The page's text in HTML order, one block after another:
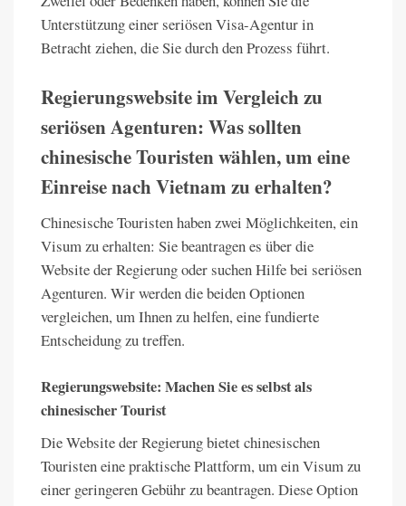
Unterstützung einer seriösen Visa-Agentur in
Betracht ziehen, die Sie durch den Prozess führt.
Regierungswebsite im Vergleich zu
seriösen Agenturen: Was sollten
chinesische Touristen wählen, um eine
Einreise nach Vietnam zu erhalten?
Chinesische Touristen haben zwei Möglichkeiten, ein
Visum zu erhalten: Sie beantragen es über die
Website der Regierung oder suchen Hilfe bei seriösen
Agenturen. Wir werden die beiden Optionen
vergleichen, um Ihnen zu helfen, eine fundierte
Entscheidung zu treffen.
Regierungswebsite: Machen Sie es selbst als
chinesischer Tourist
Die Website der Regierung bietet chinesischen
Touristen eine praktische Plattform, um ein Visum zu
einer geringeren Gebühr zu beantragen. Diese Option